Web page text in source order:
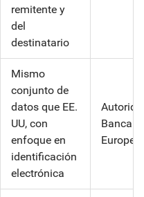
remitente y
del
destinatario
Mismo
conjunto de
datos que EE.
UU, con
enfoque en
identificación
electrónica
Bancaria
Europea